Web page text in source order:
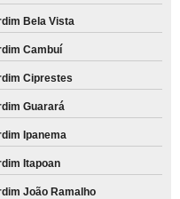
Bela Vista
Cambuí
Ciprestes
Guarará
Ipanema
Itapoan
João Ramalho